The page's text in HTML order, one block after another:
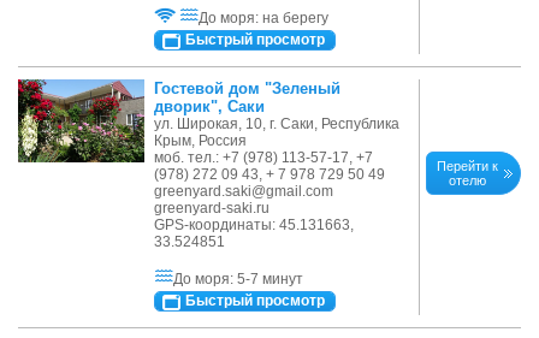
До моря: на берегу
Быстрый просмотр
Гостевой дом "Зеленый
дворик", Саки
ул. Широкая, 10, г. Саки, Республика
Крым, Россия
моб. тел.: +7 (978) 113-57-17, +7
(978) 272 09 43, + 7 978 729 50 49
greenyard.saki@gmail.com
greenyard-saki.ru
GPS-координаты: 45.131663,
33.524851
До моря: 5-7 минут
Быстрый просмотр
Перейти к
отелю